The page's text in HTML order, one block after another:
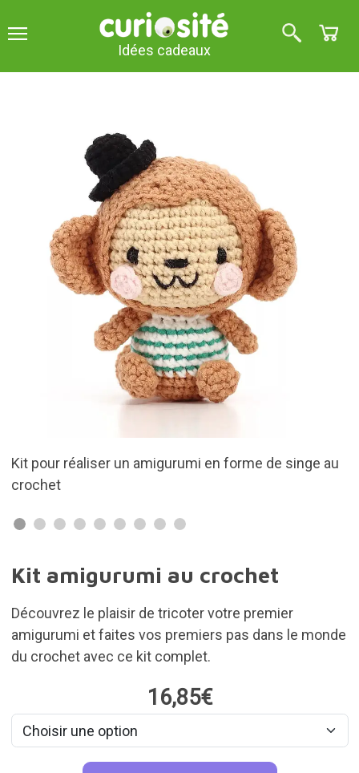
Idées cadeaux
de singe au Amigurumi lion
Kit amigurumi au crochet
Découvrez le plaisir de tricoter votre premier
amigurumi et faites vos premiers pas dans le monde
du crochet avec ce kit complet.
16,85€